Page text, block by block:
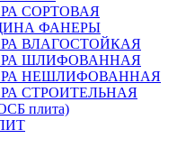
СОРТОВАЯ
ФАНЕРЫ
ВЛАГОСТОЙКАЯ
ШЛИФОВАННАЯ
НЕШЛИФОВАННАЯ
СТРОИТЕЛЬНАЯ
плита)